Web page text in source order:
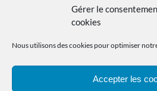
Gérer le
cookies
Nous utilisons des cookies pour optimiser
Accepter les
Email:
contact@bmspowersafe.com